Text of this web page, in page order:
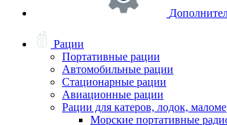
Рации
Портативные рации
Автомобильные рации
Стационарные рации
Авиационные рации
Рации для катеров, лодок,
Морские портативные